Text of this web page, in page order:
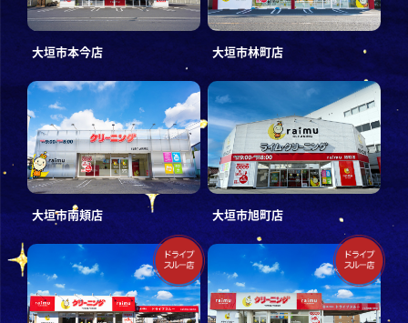
大垣市本今店 大垣市林町店
大垣市南頬店 大垣市旭町店